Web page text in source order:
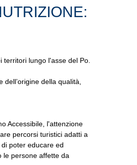
lungo l'asse del Po.
della qualità,
Accessibile, l'attenzione
percorsi turistici adatti a
poter educare ed
le persone affette da